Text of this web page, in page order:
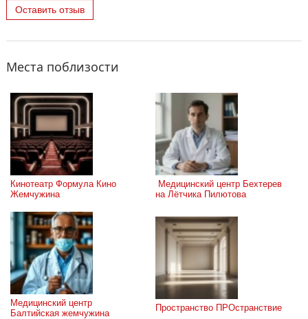
Оставить отзыв
Места поблизости
Кинотеатр Формула Кино
Жемчужина
на Лётчика Пилютова
Медицинский центр
Балтийская жемчужина
Пространство ПРОстранствие